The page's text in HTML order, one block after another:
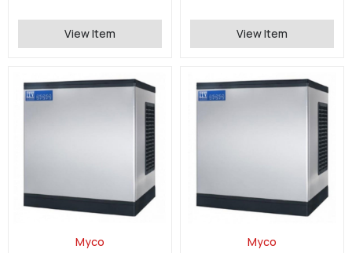
View Item View Item
Myco
Myco